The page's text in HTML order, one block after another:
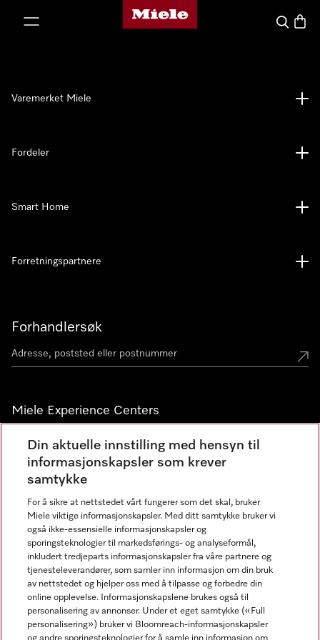
Mieles hjemmeside
Søk
Forhandlersøk
Miele Experience Centers
Miele Experience Center Nesbru
Miele Outlet Nesbru
Nyhetsbrev
Varemerket Miele
Fordeler
Smart Home
Forretningspartnere
Din aktuelle innstilling med hensyn til
informasjonskapsler som krever
samtykke
For å sikre at nettstedet vårt fungerer som det skal, bruker
Miele viktige informasjonskapsler. Med ditt samtykke bruker vi
også ikke-essensielle informasjonskapsler og
sporingsteknologier til markedsførings- og analyseformål,
inkludert tredjeparts informasjonskapsler fra våre partnere og
tjenesteleverandører, som samler inn informasjon om din bruk
av nettstedet og hjelper oss med å tilpasse og forbedre din
online opplevelse. Informasjonskapslene brukes også til
personalisering av annonser. Under et eget samtykke («Full
personalisering») bruker vi Bloomreach-informasjonskapsler